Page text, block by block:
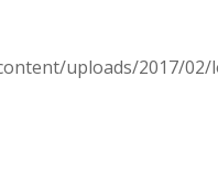
uploads/2017/02/